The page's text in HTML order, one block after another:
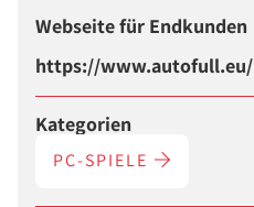
Webseite für Endkunden
https://www.autofull.eu/
Kategorien
PC-SPIELE